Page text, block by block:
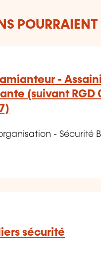
POURRAIENT
-
(suivant RGD
- Sécurité
sécurité